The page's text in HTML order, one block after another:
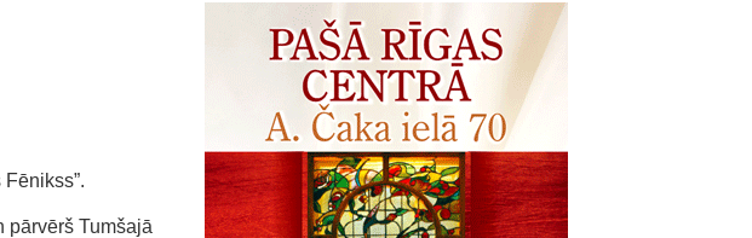
pārvērš Tumšajā